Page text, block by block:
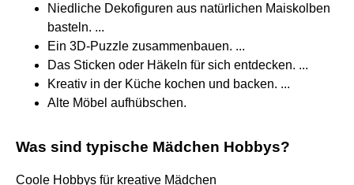
Niedliche Dekofiguren aus natürlichen Maiskolben
basteln. ...
Ein 3D-Puzzle zusammenbauen. ...
Das Sticken oder Häkeln für sich entdecken. ...
Kreativ in der Küche kochen und backen. ...
Alte Möbel aufhübschen.
Was sind typische Mädchen Hobbys?
Coole Hobbys für kreative Mädchen